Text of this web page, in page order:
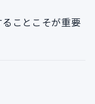
ことこそが重要